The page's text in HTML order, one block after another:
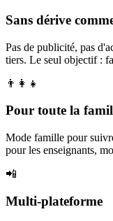
Sans dérive
Pas de publicité, pas
tiers. Le seul objectif :
👨‍👩‍👧
Pour toute la
Mode famille pour
pour les enseignants,
📲
Multi-plateforme